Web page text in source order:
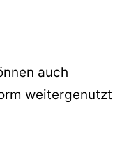
auch
weitergenutzt